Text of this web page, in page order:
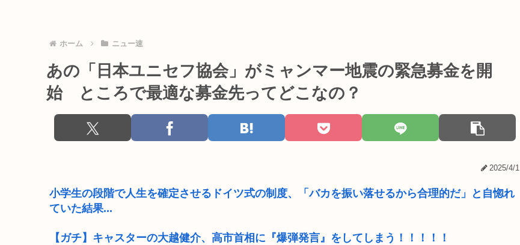
ホーム ニュー速
あの「日本ユニセフ協会」がミャンマー地震の緊急募金を開
始 ところで最適な募金先ってどこなの？
2025/4/1
小学生の段階で人生を確定させるドイツ式の制度、「バカを振い落せるから合理的だ」と自惚れ
ていた結果...
【ガチ】キャスターの大越健介、高市首相に『爆弾発言』をしてしまう！！！！！